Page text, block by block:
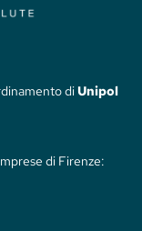
diUnipol
di Firenze: